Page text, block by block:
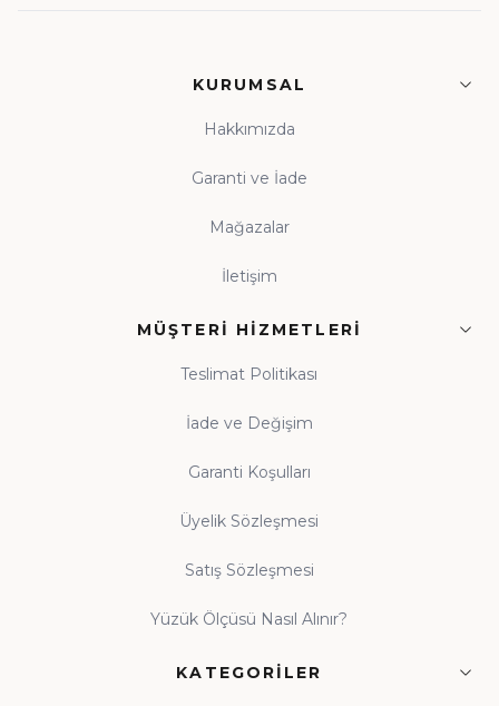
KURUMSAL
Hakkımızda
Garanti ve İade
Mağazalar
İletişim
MÜŞTERI HIZMETLERI
Teslimat Politikası
İade ve Değişim
Garanti Koşulları
Üyelik Sözleşmesi
Satış Sözleşmesi
Yüzük Ölçüsü Nasıl Alınır?
KATEGORILER